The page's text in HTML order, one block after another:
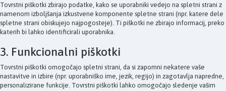
Tovrstni piškotki zbirajo podatke, kako se uporabniki vedejo na spletni strani z
namenom izboljšanja izkustvene komponente spletne strani (npr. katere dele
spletne strani obiskujejo najpogosteje). Ti piškotki ne zbirajo informacij, preko
katerih bi lahko identificirali uporabnika.
3. Funkcionalni piškotki
Tovrstni piškotki omogočajo spletni strani, da si zapomni nekatere vaše
nastavitve in izbire (npr. uporabniško ime, jezik, regijo) in zagotavlja napredne,
personalizirane funkcije. Tovrstni piškotki lahko omogočajo sledenje vašim